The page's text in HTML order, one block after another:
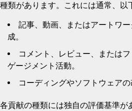
種類があります。これには通常、以
記事、動画、またはアートワ
成。
コメント、レビュー、または
ゲージメント活動。
コーディングやソフトウェアの
各貢献の種類には独自の評価基準が